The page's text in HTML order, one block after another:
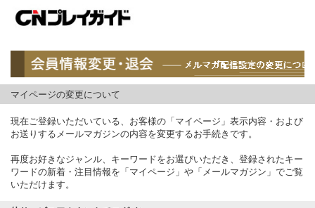
マイページの変更について
現在ご登録いただいている、お客様の「マイページ」表示内容・および
お送りするメールマガジンの内容を変更するお手続きです。
再度お好きなジャンル、キーワードをお選びいただき、登録されたキー
ワードの新着・注目情報を「マイページ」や「メールマガジン」でご覧
いただけます。